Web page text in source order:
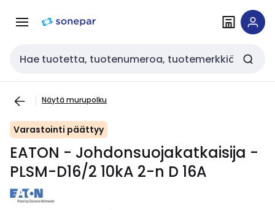
navigointiinsisältöön
Haku
Näytä murupolku
Varastointi päättyy
EATON - Johdonsuojakatkaisija -
PLSM-D16/2 10kA 2-n D 16A